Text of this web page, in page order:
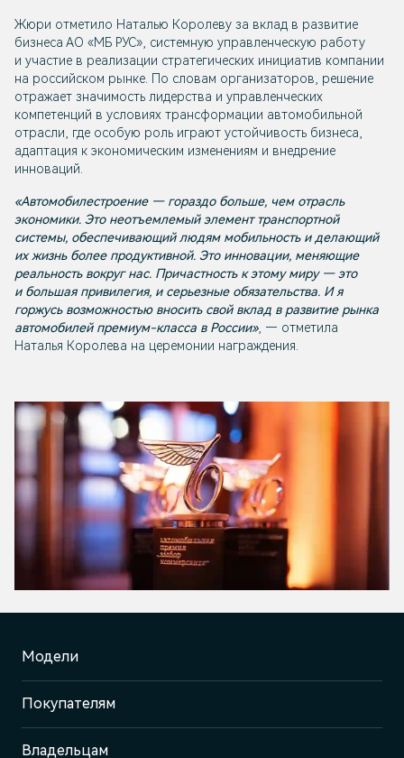
Жюри отметило Наталью Королеву за вклад в развитие
бизнеса АО «МБ РУС», системную управленческую работу
и участие в реализации стратегических инициатив компании
на российском рынке. По словам организаторов, решение
отражает значимость лидерства и управленческих
компетенций в условиях трансформации автомобильной
отрасли, где особую роль играют устойчивость бизнеса,
адаптация к экономическим изменениям и внедрение
инноваций.
«Автомобилестроение — гораздо больше, чем отрасль
экономики. Это неотъемлемый элемент транспортной
системы, обеспечивающий людям мобильность и делающий
их жизнь более продуктивной. Это инновации, меняющие
реальность вокруг нас. Причастность к этому миру — это
и большая привилегия, и серьезные обязательства. И я
горжусь возможностью вносить свой вклад в развитие рынка
автомобилей премиум-класса в России», — отметила
Наталья Королева на церемонии награждения.
Модели
Покупателям
Владельцам